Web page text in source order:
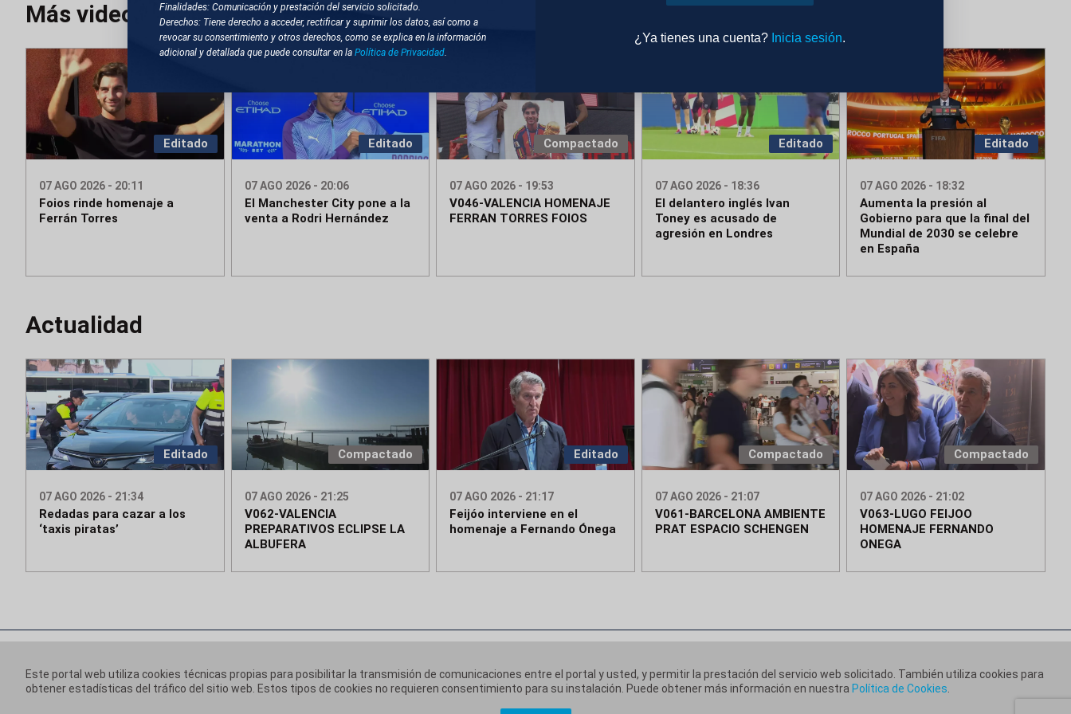
Finalidades: Comunicación y prestación del servicio solicitado.
Derechos: Tiene derecho a acceder, rectificar y suprimir los datos, así como a
revocar su consentimiento y otros derechos, como se explica en la información
adicional y detallada que puede consultar en la Política de Privacidad
¿Ya tienes una cuenta? Inicia sesión.
Más videos
Editado
07 AGO 2026 - 20:11
Foios rinde homenaje a
Ferrán Torres
Editado
07 AGO 2026 - 20:06
El Manchester City pone a la
venta a Rodri Hernández
Compactado
07 AGO 2026 - 19:53
V046-VALENCIA HOMENAJE
FERRAN TORRES FOIOS
Editado
07 AGO 2026 - 18:36
El delantero inglés Ivan
Toney es acusado de
agresión en Londres
Editado
07 AGO 2026 - 18:32
Aumenta la presión al
Gobierno para que la final del
Mundial de 2030 se celebre
en España
Actualidad
Editado
07 AGO 2026 - 21:34
Redadas para cazar a los
‘taxis piratas’
Compactado
07 AGO 2026 - 21:25
V062-VALENCIA
PREPARATIVOS ECLIPSE LA
ALBUFERA
Editado
07 AGO 2026 - 21:17
Feijóo interviene en el
homenaje a Fernando Ónega
Compactado
07 AGO 2026 - 21:07
V061-BARCELONA AMBIENTE
PRAT ESPACIO SCHENGEN
Compactado
07 AGO 2026 - 21:02
V063-LUGO FEIJOO
HOMENAJE FERNANDO
ONEGA
Este portal web utiliza cookies técnicas propias para posibilitar la transmisión de comunicaciones entre el portal y usted, y permitir la prestación del servicio web solicitado. También utiliza cookies para
obtener estadísticas del tráfico del sitio web. Estos tipos de cookies no requieren consentimiento para su instalación. Puede obtener más información en nuestra Política de Cookies